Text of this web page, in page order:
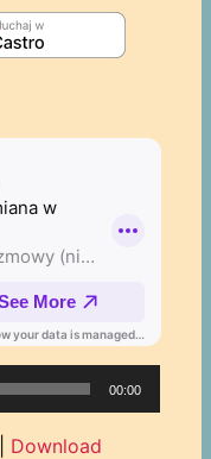
00:00
Download